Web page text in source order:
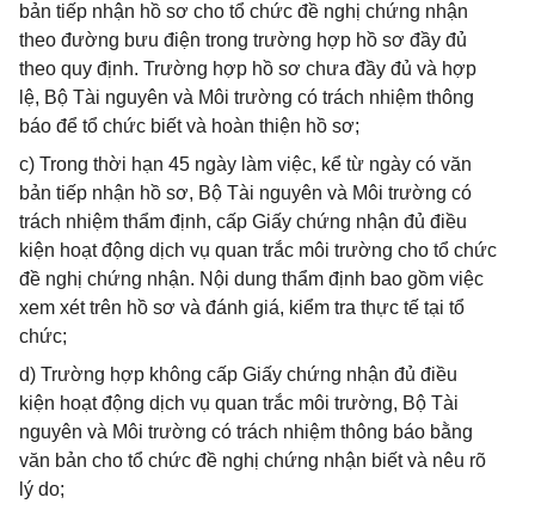
bản tiếp nhận hồ sơ cho tổ chức đề nghị chứng nhận
theo đường bưu điện trong trường hợp hồ sơ đầy đủ
theo quy định. Trường hợp hồ sơ chưa đầy đủ và hợp
lệ, Bộ Tài nguyên và Môi trường có trách nhiệm thông
báo để tổ chức biết và hoàn thiện hồ sơ;
c) Trong thời hạn 45 ngày làm việc, kể từ ngày có văn
bản tiếp nhận hồ sơ, Bộ Tài nguyên và Môi trường có
trách nhiệm thẩm định, cấp Giấy chứng nhận đủ điều
kiện hoạt động dịch vụ quan trắc môi trường cho tổ chức
đề nghị chứng nhận. Nội dung thẩm định bao gồm việc
xem xét trên hồ sơ và đánh giá, kiểm tra thực tế tại tổ
chức;
d) Trường hợp không cấp Giấy chứng nhận đủ điều
kiện hoạt động dịch vụ quan trắc môi trường, Bộ Tài
nguyên và Môi trường có trách nhiệm thông báo bằng
văn bản cho tổ chức đề nghị chứng nhận biết và nêu rõ
lý do;